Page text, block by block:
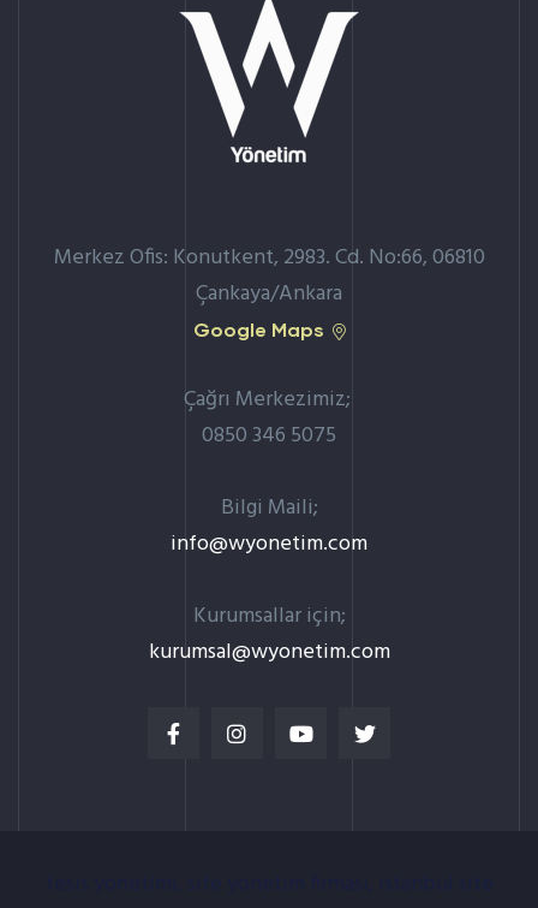
Merkez Ofis: Konutkent, 2983. Cd. No:66, 06810
Çankaya/Ankara
Google Maps
Çağrı Merkezimiz;
0850 346 5075
Bilgi Maili;
info@wyonetim.com
Kurumsallar için;
kurumsal@wyonetim.com